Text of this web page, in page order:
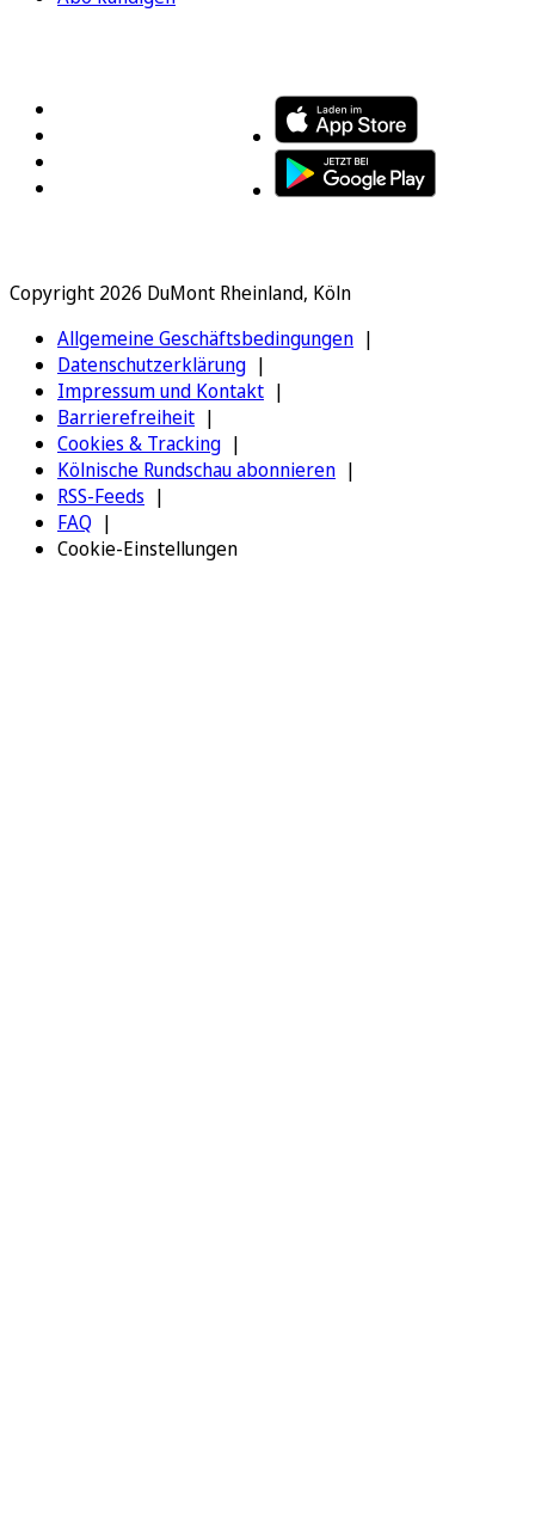
Copyright 2026 DuMont Rheinland, Köln
Allgemeine Geschäftsbedingungen
Datenschutzerklärung
Impressum und Kontakt
Barrierefreiheit
Cookies & Tracking
Kölnische Rundschau abonnieren
RSS-Feeds
FAQ
Cookie-Einstellungen